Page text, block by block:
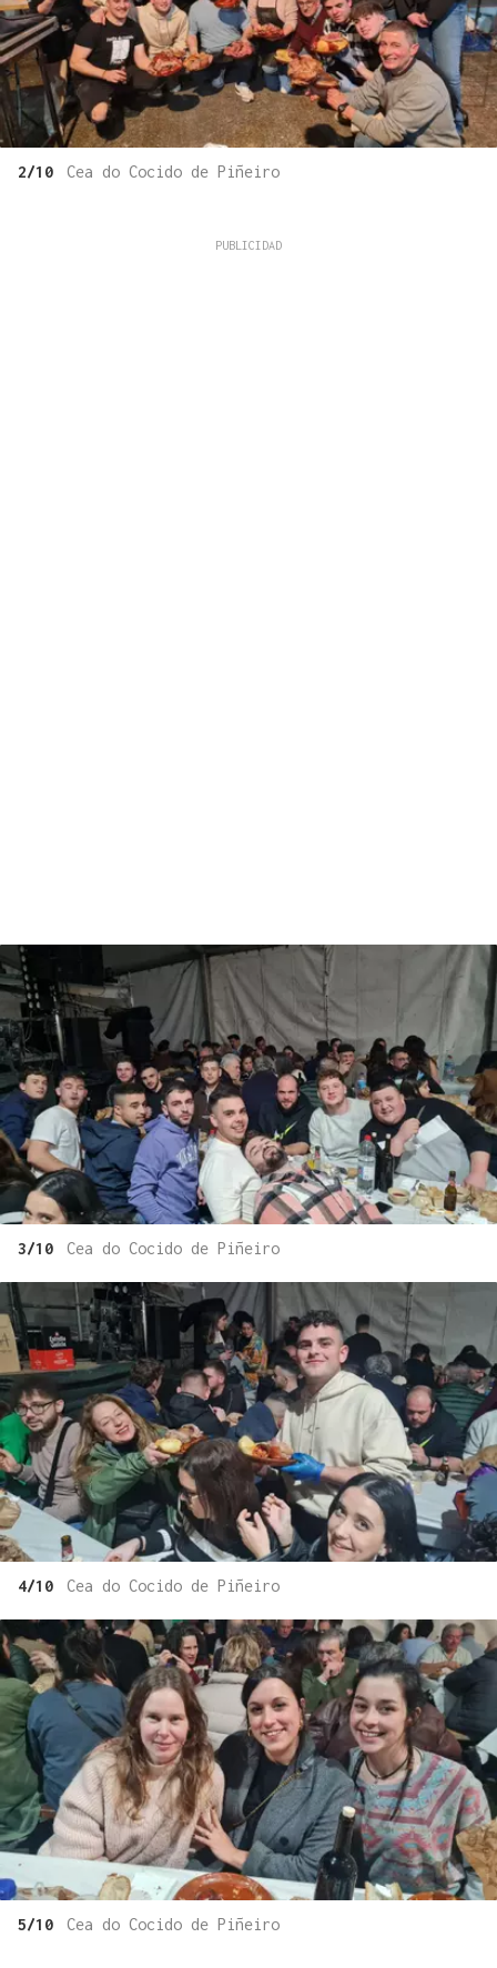
2/10 Cea do Cocido de Piñeiro
3/10 Cea do Cocido de Piñeiro
4/10 Cea do Cocido de Piñeiro
5/10 Cea do Cocido de Piñeiro